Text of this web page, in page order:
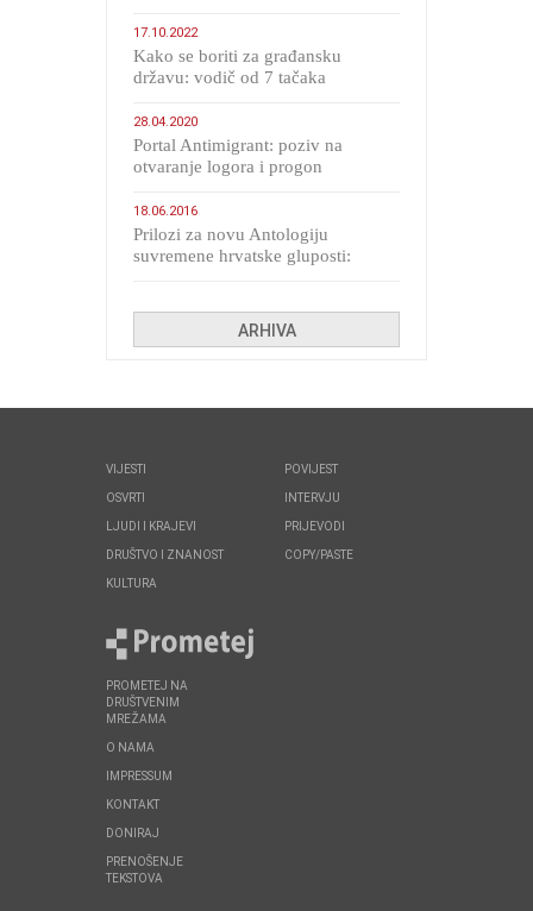
17.10.2022
Kako se boriti za građansku
državu: vodič od 7 tačaka
28.04.2020
Portal Antimigrant: poziv na
otvaranje logora i progon
18.06.2016
Prilozi za novu Antologiju
suvremene hrvatske gluposti:
ARHIVA
VIJESTI
OSVRTI
LJUDI I KRAJEVI
DRUŠTVO I ZNANOST
KULTURA
POVIJEST
INTERVJU
PRIJEVODI
COPY/PASTE
PROMETEJ NA
DRUŠTVENIM
MREŽAMA
O NAMA
IMPRESSUM
KONTAKT
DONIRAJ
PRENOŠENJE
TEKSTOVA